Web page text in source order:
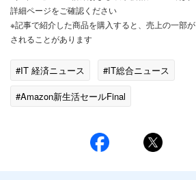
詳細ページをご確認ください
※記事で紹介した商品を購入すると、売上の一部
されることがあります
#IT 経済ニュース
#IT総合ニュース
#Amazon新生活セールFinal